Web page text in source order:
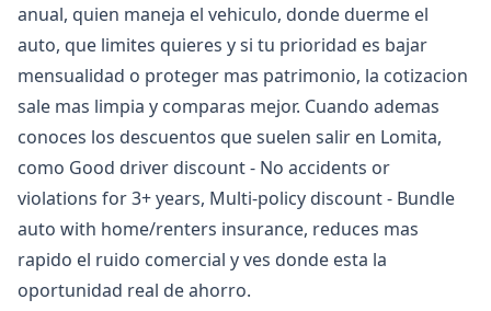
anual, quien maneja el vehiculo, donde duerme el
auto, que limites quieres y si tu prioridad es bajar
mensualidad o proteger mas patrimonio, la cotizacion
sale mas limpia y comparas mejor. Cuando ademas
conoces los descuentos que suelen salir en Lomita,
como Good driver discount - No accidents or
violations for 3+ years, Multi-policy discount - Bundle
auto with home/renters insurance, reduces mas
rapido el ruido comercial y ves donde esta la
oportunidad real de ahorro.